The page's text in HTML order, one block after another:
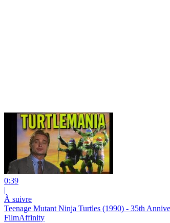
0:39
|
À suivre
Teenage Mutant Ninja Turtles (1990) - 35th
FilmAffinity